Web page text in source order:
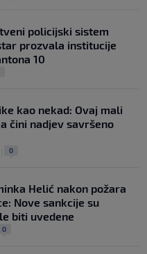
policijski sistem
prozvala institucije
10
kao nekad: Ovaj mali
čini nadjev savršeno
0
Helić nakon požara
Nove sankcije su
biti uvedene
0